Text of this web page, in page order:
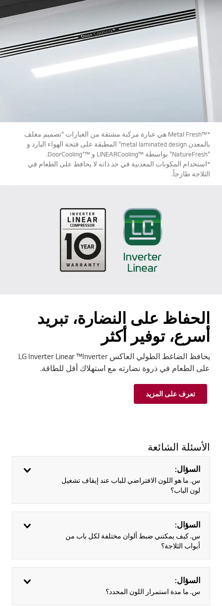
*™Metal Fresh هي عبارة مركبة مشتقة من العبارات "تصميم مغلف
بالمعدن metal laminated design" المطبقة على فتحة الهواء البارد و
"NatureFresh" بواسطة ™LINEARCooling و ™⁺DoorCooling.
*استخدام المكونات المعدنية في حد ذاته لا يحافظ على الطعام في
الثلاجة طازجاً.
الحفاظ على النضارة، تبريد
أسرع، توفير أكثر
يحافظ الضاغط الطولي العاكس LG Inverter Linear ™Inverter
على الطعام في ذروة نضارته مع استهلاك أقل للطاقة.
تعرف على المزيد
الأسئلة الشائعة
السؤال:
س. ما هو اللون الافتراضي للباب عند إيقاف تشغيل
لون الباب؟
السؤال:
س. كيف يمكنني ضبط ألوان مختلفة لكل باب من
أبواب الثلاجة؟
السؤال:
س. ما مدة استمرار اللون المحدد؟